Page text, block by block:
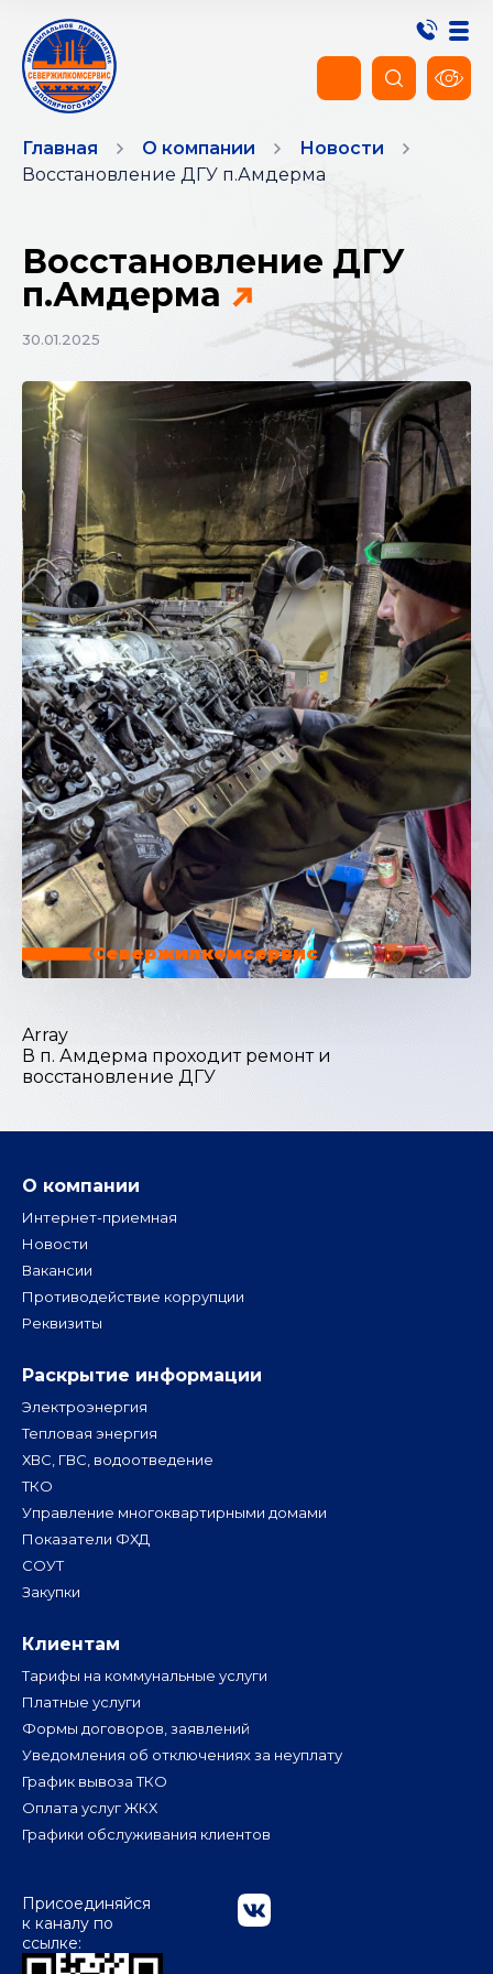
Главная О компании
Новости
Восстановление ДГУ п.Амдерма
Восстановление ДГУ
п.Амдерма
30.01.2025
Севержилкомсервис
Array
В п. Амдерма проходит ремонт и
восстановление ДГУ
О компании
Интернет-приемная
Новости
Вакансии
Противодействие коррупции
Реквизиты
Раскрытие информации
Электроэнергия
Тепловая энергия
ХВС, ГВС, водоотведение
ТКО
Управление многоквартирными домами
Показатели ФХД
СОУТ
Закупки
Клиентам
Тарифы на коммунальные услуги
Платные услуги
Формы договоров, заявлений
Уведомления об отключениях за неуплату
График вывоза ТКО
Оплата услуг ЖКХ
Графики обслуживания клиентов
Присоединяйся
к каналу по
ссылке: